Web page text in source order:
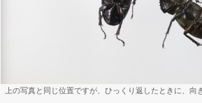
上の写真と同じ位置ですが、ひっくり返したときに、向